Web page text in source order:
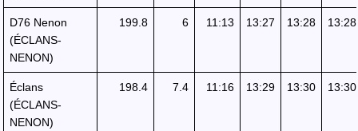
D76 Nenon
(ÉCLANS-
NENON)
199.8 6 11:13 13:27 13:28 13:28
Éclans
(ÉCLANS-
NENON)
198.4 7.4 11:16 13:29 13:30 13:30